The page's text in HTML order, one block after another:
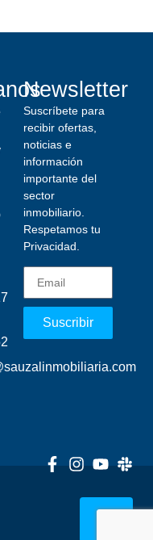
Newsletter
Suscríbete para
recibir ofertas,
noticias e
información
importante del
sector
inmobiliario.
Respetamos tu
Privacidad.
Suscribir